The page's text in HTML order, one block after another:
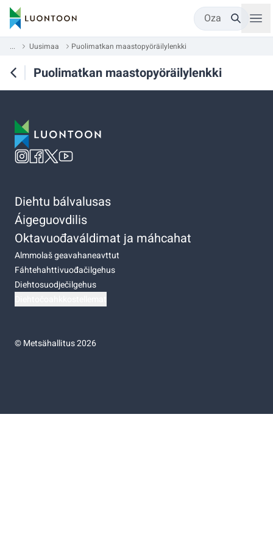
Oza
... Uusimaa Puolimatkan maastopyöräilylenkki
Puolimatkan maastopyöräilylenkki
Diehtu bálvalusas
Áigeguovdilis
Oktavuođaváldimat ja máhcahat
Almmolaš geavahaneavttut
Fáhtehahttivuođačilgehus
Diehtosuodječilgehus
©Metsähallitus 2026